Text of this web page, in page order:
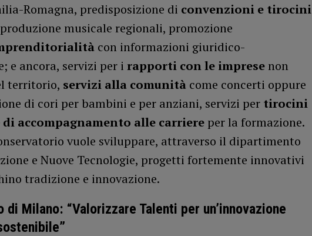
Romagna, predisposizione di convenzioni e tirocini
musicale regionali, promozione
con informazioni giuridico-
e ancora, servizi per i rapporti con le impresenon
territorio, servizi alla comunitàcome concerti oppure
di cori per bambini e per anziani, servizi per tirocini
accompagnamento alle carriereper la formazione.
vuole sviluppare, attraverso il dipartimento
e Nuove Tecnologie, progetti fortemente innovativi
tradizione e innovazione.
Milano: “Valorizzare Talenti per un’innovazione